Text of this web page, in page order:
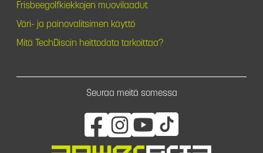
Frisbeegolfkiekkojen muovilaadut
Väri- ja painovalitsimen käyttö
Mitä TechDiscin heittodata tarkoittaa?
Seuraa meitä somessa